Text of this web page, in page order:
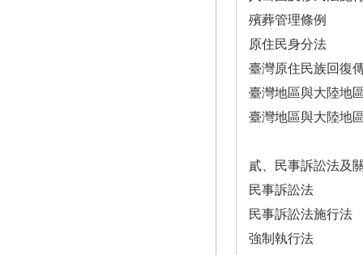
殯葬管理條例
原住民身分法
臺灣原住民族回復
臺灣地區與大陸地
臺灣地區與大陸地
貳、民事訴訟法及
民事訴訟法
民事訴訟法施行法
強制執行法